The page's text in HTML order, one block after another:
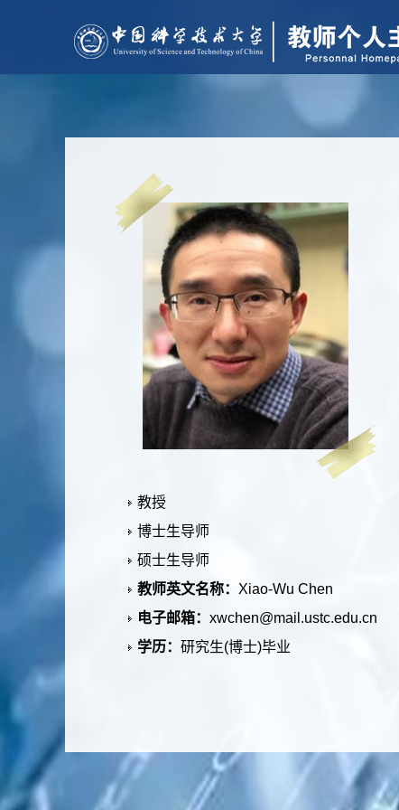
教授
博士生导师
硕士生导师
教师英文名称： Xiao-Wu Chen
电子邮箱： xwchen@mail.ustc.edu.cn
学历： 研究生(博士)毕业
毕业院校：
中国科学技术大学